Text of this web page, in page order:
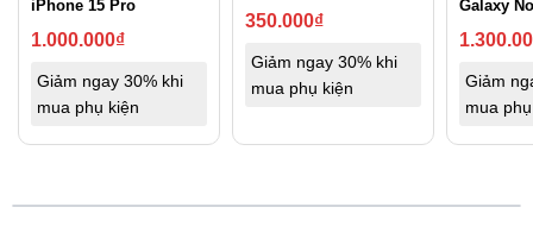
iPhone 15 Pro
1.000.000₫
Giảm ngay 30% khi
mua phụ kiện
350.000₫
Giảm ngay 30% khi
mua phụ kiện
Galaxy
Giảm
mua